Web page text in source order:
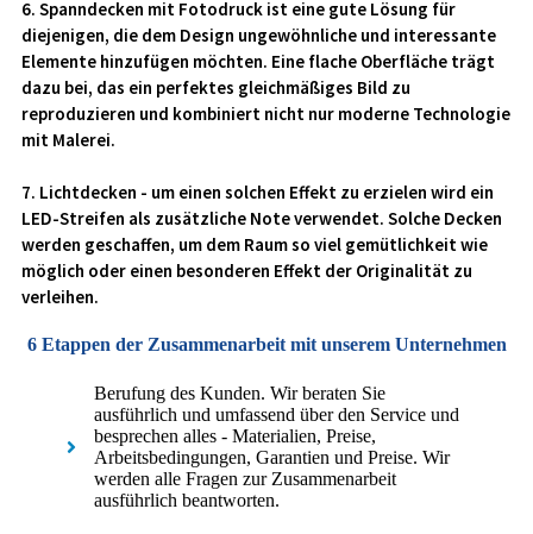
6. Spanndecken mit Fotodruck ist eine gute Lösung für
diejenigen, die dem Design ungewöhnliche und interessante
Elemente hinzufügen möchten. Eine flache Oberfläche trägt
dazu bei, das ein perfektes gleichmäßiges Bild zu
reproduzieren und kombiniert nicht nur moderne Technologie
mit Malerei.
7. Lichtdecken - um einen solchen Effekt zu erzielen wird ein
LED-Streifen als zusätzliche Note verwendet. Solche Decken
werden geschaffen, um dem Raum so viel gemütlichkeit wie
möglich oder einen besonderen Effekt der Originalität zu
verleihen.
6 Etappen der Zusammenarbeit mit unserem Unternehmen
Berufung des Kunden. Wir beraten Sie
ausführlich und umfassend über den Service und
besprechen alles - Materialien, Preise,
Arbeitsbedingungen, Garantien und Preise. Wir
werden alle Fragen zur Zusammenarbeit
ausführlich beantworten.